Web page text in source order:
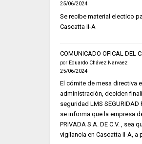
25/06/2024
Se recibe material electico
Cascatta II-A
COMUNICADO OFICAL DEL
por Eduardo Chávez Narvaez
25/06/2024
El cómite de mesa directiva
administración, deciden
seguridad LMS SEGURIDAD
se informa que la empresa
PRIVADA S.A. DE C.V. , sea
vigilancia en Cascatta II-A, a